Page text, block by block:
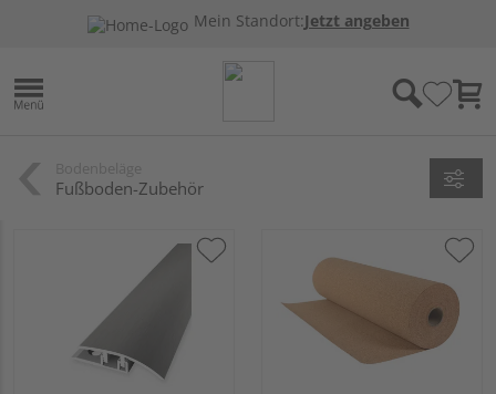
Mein Standort:Jetzt angeben
Fußboden-Zubehör